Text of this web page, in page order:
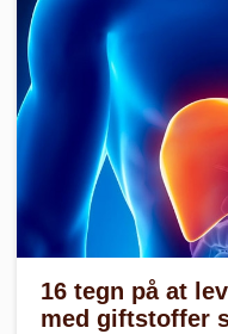
16 tegn på at
med giftstoffer